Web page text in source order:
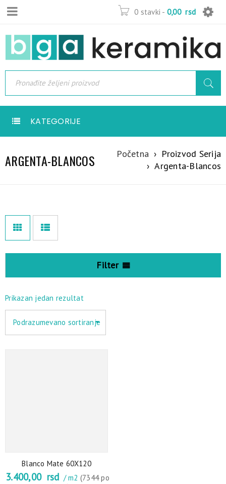
0 stavki - 0,00 rsd
KATEGORIJE
ARGENTA-BLANCOS Početna › Proizvod Serija
› Argenta-Blancos
Filter
Prikazan jedan rezultat
Podrazumevano sortiranje
Blanco Mate 60X120
3.400,00 rsd / m2 (7344 po